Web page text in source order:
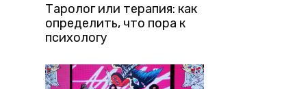
Таролог или терапия: как
определить, что пора к
психологу